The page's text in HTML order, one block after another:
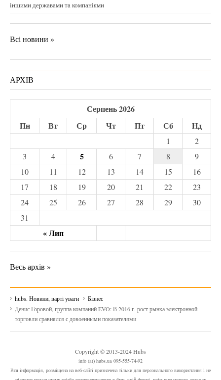
іншими державами та компаніями
Всі новини »
АРХІВ
Серпень 2026
Пн
Вт Ср Чт Пт Сб Нд
« Лип
1
2
3
4 5 6 7 8
9
10
11 12 13 14 15
16
17
18 19 20 21 22
23
24
25 26 27 28 29
30
31
Весь архів »
hubs. Новини, варті уваги
Бізнес
Денис Горовой, группа компаний EVO: В 2016 г. рост рынка электронной
торговли сравнялся с довоенными показателями
Copyright © 2013-2024 Hubs
info (at) hubs.ua 095-555-74-92
Вся інформація, розміщена на веб-сайті призначена тільки для персонального використання і не